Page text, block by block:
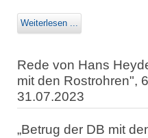
Weiterlesen ...
Rede von Hans
mit den Rostrohren",
31.07.2023
„Betrug der DB mit